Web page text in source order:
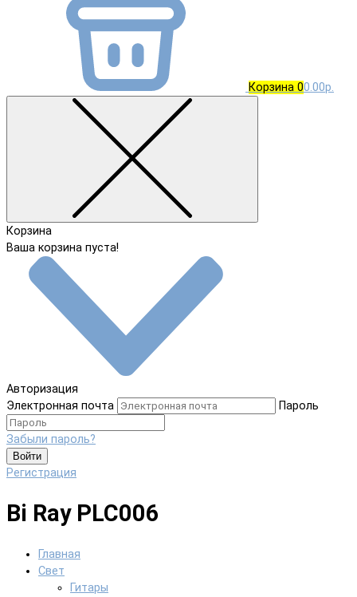
Корзина 00.00р.
Корзина
Ваша корзина пуста!
Авторизация
Электронная почта
Пароль
Забыли пароль?
Войти
Регистрация
Bi Ray PLC006
Главная
Свет
Гитары